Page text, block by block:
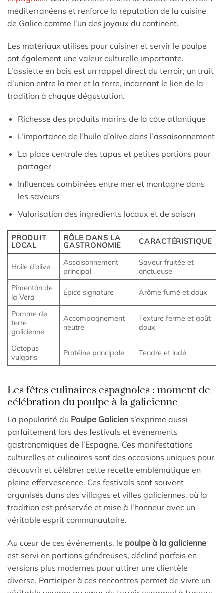
méditerranéens et renforce la réputation de la cuisine
de Galice comme l’un des joyaux du continent.
Les matériaux utilisés pour cuisiner et servir le poulpe
ont également une valeur culturelle importante.
L’assiette en bois est un rappel direct du terroir, un trait
d’union entre la mer et la terre, incarnant le lien de la
tradition à chaque dégustation.
Richesse des produits marins de la côte atlantique
L’importance de l’huile d’olive dans l’assaisonnement
La place centrale des tapas et petites portions pour
partager
Influences combinées entre mer et montagne dans
les saveurs
Valorisation des ingrédients locaux et de saison
PRODUIT
LOCAL
RÔLE DANS LA
GASTRONOMIE
CARACTÉRISTIQUE
Huile d’olive
Assaisonnement
principal
Saveur fruitée et
onctueuse
Pimentón de
la Vera
Épice signature Arôme fumé et doux
Pomme de
terre
galicienne
Accompagnement
neutre
Texture ferme et goût
doux
Octopus
vulgaris
Protéine principale Tendre et iodé
Les fêtes culinaires espagnoles : moment de
célébration du poulpe à la galicienne
La popularité du Poulpe Galicien s’exprime aussi
parfaitement lors des festivals et événements
gastronomiques de l’Espagne. Ces manifestations
culturelles et culinaires sont des occasions uniques pour
découvrir et célébrer cette recette emblématique en
pleine effervescence. Ces festivals sont souvent
organisés dans des villages et villes galiciennes, où la
tradition est préservée et mise à l’honneur avec un
véritable esprit communautaire.
Au cœur de ces événements, le poulpe à la galicienne
est servi en portions généreuses, décliné parfois en
versions plus modernes pour attirer une clientèle
diverse. Participer à ces rencontres permet de vivre un